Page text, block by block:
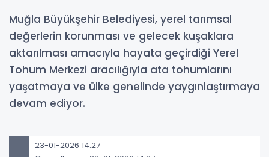
Muğla Büyükşehir Belediyesi, yerel tarımsal
değerlerin korunması ve gelecek kuşaklara
aktarılması amacıyla hayata geçirdiği Yerel
Tohum Merkezi aracılığıyla ata tohumlarını
yaşatmaya ve ülke genelinde yaygınlaştırmaya
devam ediyor.
23-01-2026 14:27